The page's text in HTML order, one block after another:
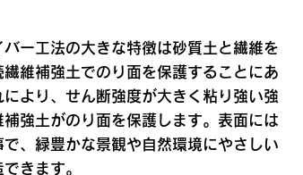
ー工法の大きな特徴は砂質土と繊維を
繊維補強土でのり面を保護することにあ
により、せん断強度が大きく粘り強い強
強土がのり面を保護します。表面には
で、緑豊かな景観や自然環境にやさしい
きます。